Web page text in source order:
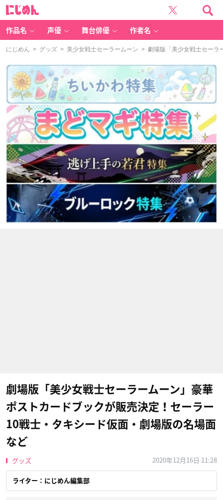
作品名 声優 舞台俳優 作者名
にじめん > グッズ > 美少女戦士セーラームーン > 劇場版「美少女戦士セーラ
劇場版「美少女戦士セーラームーン」豪華
ポストカードブックが販売決定！セーラー
10戦士・タキシード仮面・劇場版の名場面
など
グッズ 2020年12月16日 11:28
ライター：にじめん編集部